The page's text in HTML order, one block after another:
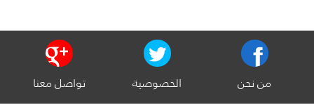
مجلة مهديمن نحن الخصوصية تواصل معنا